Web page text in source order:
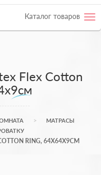
Каталог товаров
Flex Cotton
МАТРАCЫ
RING, 64Х64Х9СМ